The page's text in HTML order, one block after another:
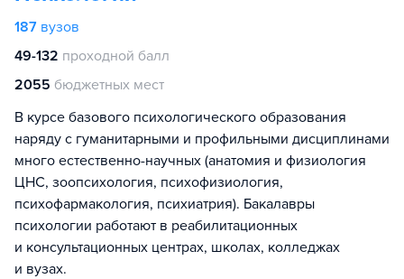
187 вузов
49-132 проходной балл
2055 бюджетных мест
В курсе базового психологического образования
наряду с гуманитарными и профильными дисциплинами
много естественно-научных (анатомия и физиология
ЦНС, зоопсихология, психофизиология,
психофармакология, психиатрия). Бакалавры
психологии работают в реабилитационных
и консультационных центрах, школах, колледжах
и вузах.